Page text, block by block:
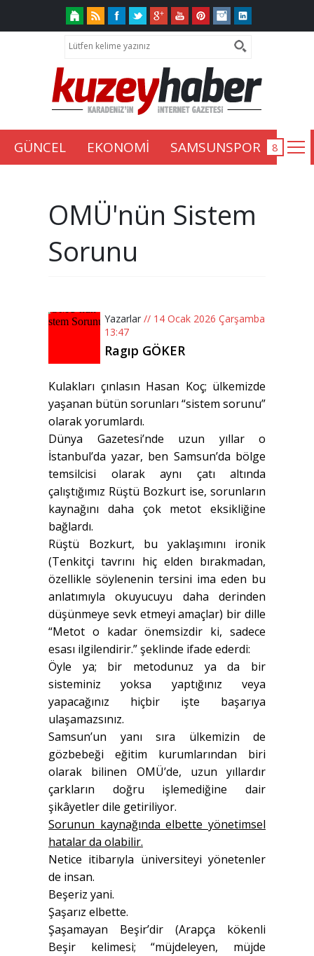
GÜNCEL EKONOMİ SAMSUNSPOR
OMÜ'nün Sistem
Sorunu
Yazarlar // 14 Ocak 2026 Çarşamba
13:47
Ragıp GÖKER
Kulakları çınlasın Hasan Koç; ülkemizde
yaşanan bütün sorunları “sistem sorunu”
olarak yorumlardı.
Dünya Gazetesi’nde uzun yıllar o
İstanbul’da yazar, ben Samsun’da bölge
temsilcisi olarak aynı çatı altında
çalıştığımız Rüştü Bozkurt ise, sorunların
kaynağını daha çok metot eksikliğine
bağlardı.
Rüştü Bozkurt, bu yaklaşımını ironik
(Tenkitçi tavrını hiç elden bırakmadan,
özellikle söylenenin tersini ima eden bu
anlatımıyla okuyucuyu daha derinden
düşünmeye sevk etmeyi amaçlar) bir dille
“Metot o kadar önemsizdir ki, sadece
esası ilgilendirir.” şeklinde ifade ederdi:
Öyle ya; bir metodunuz ya da bir
sisteminiz yoksa yaptığınız veya
yapacağınız hiçbir işte başarıya
ulaşamazsınız.
Samsun’un yanı sıra ülkemizin de
gözbebeği eğitim kurumlarından biri
olarak bilinen OMÜ’de, uzun yıllardır
çarkların doğru işlemediğine dair
şikâyetler dile getiriliyor.
Sorunun kaynağında elbette yönetimsel
hatalar da olabilir.
Netice itibarıyla üniversiteyi yönetenler
de insan.
Beşeriz yani.
Şaşarız elbette.
Şaşamayan Beşir’dir (Arapça kökenli
Beşir kelimesi; “müjdeleyen, müjde